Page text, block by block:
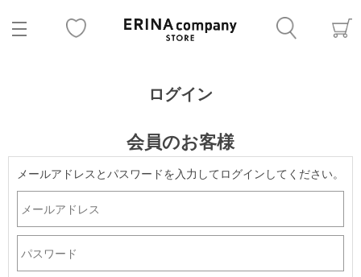
ログイン
会員のお客様
メールアドレスとパスワードを入力してログインしてください。